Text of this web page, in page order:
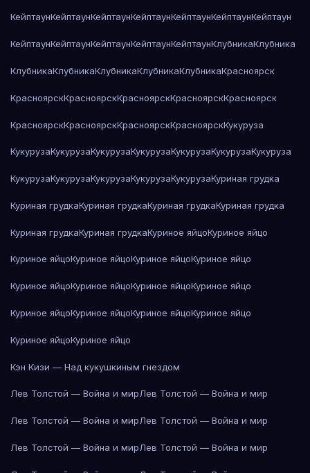
КейптаунКейптаунКейптаунКейптаунКейптаунКейптаунКейптаун
КейптаунКейптаунКейптаунКейптаунКейптаунКлубникаКлубника
КлубникаКлубникаКлубникаКлубникаКлубникаКрасноярск
КрасноярскКрасноярскКрасноярскКрасноярскКрасноярск
КрасноярскКрасноярскКрасноярскКрасноярскКукуруза
КукурузаКукурузаКукурузаКукурузаКукурузаКукурузаКукуруза
КукурузаКукурузаКукурузаКукурузаКукурузаКуриная грудка
Куриная грудкаКуриная грудкаКуриная грудкаКуриная грудка
Куриная грудкаКуриная грудкаКуриное яйцоКуриное яйцо
Куриное яйцоКуриное яйцоКуриное яйцоКуриное яйцо
Куриное яйцоКуриное яйцоКуриное яйцоКуриное яйцо
Куриное яйцоКуриное яйцоКуриное яйцоКуриное яйцо
Куриное яйцоКуриное яйцо
Кэн Кизи — Над кукушкиным гнездом
Лев Толстой — Война и мирЛев Толстой — Война и мир
Лев Толстой — Война и мирЛев Толстой — Война и мир
Лев Толстой — Война и мирЛев Толстой — Война и мир